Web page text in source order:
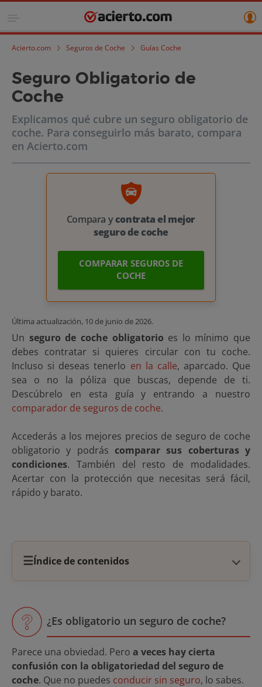
Acierto.com Seguros de Coche Guías Coche
Seguro Obligatorio de
Coche
Explicamos qué cubre un seguro obligatorio de
coche. Para conseguirlo más barato, compara
en Acierto.com
Compara ycontrata el mejor
seguro de coche
COMPARAR SEGUROS DE
COCHE
Última actualización, 10 de junio de 2026.
Un seguro de coche obligatorio es lo mínimo que
debes contratar si quieres circular con tu coche.
Incluso si deseas tenerlo en la calle, aparcado. Que
sea o no la póliza que buscas, depende de ti.
Descúbrelo en esta guía y entrando a nuestro
comparador de seguros de coche.
Accederás a los mejores precios de seguro de coche
obligatorio y podrás comparar sus coberturas y
condiciones. También del resto de modalidades.
Acertar con la protección que necesitas será fácil,
rápido y barato.
☰Índice de contenidos
¿Es obligatorio un seguro de coche?
Parece una obviedad. Pero a veces hay cierta
confusión con la obligatoriedad del seguro de
coche. Que no puedes conducir sin seguro, lo sabes.